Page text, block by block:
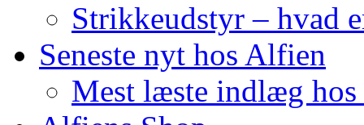
Strikkeudstyr – hvad
Seneste nyt hos Alfien
Mest læste indlæg